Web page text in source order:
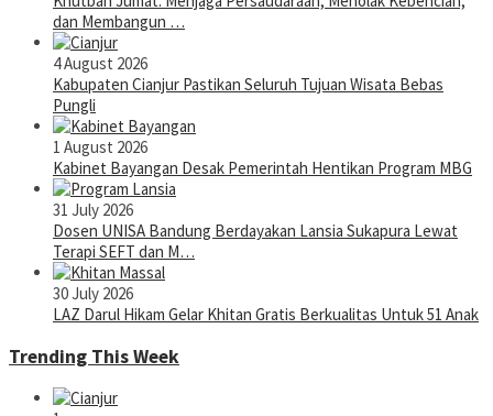
dan Membangun …
4 August 2026
Kabupaten Cianjur Pastikan Seluruh Tujuan Wisata Bebas
Pungli
1 August 2026
Kabinet Bayangan Desak Pemerintah Hentikan Program MBG
31 July 2026
Dosen UNISA Bandung Berdayakan Lansia Sukapura Lewat
Terapi SEFT dan M…
30 July 2026
LAZ Darul Hikam Gelar Khitan Gratis Berkualitas Untuk 51 Anak
Trending This Week